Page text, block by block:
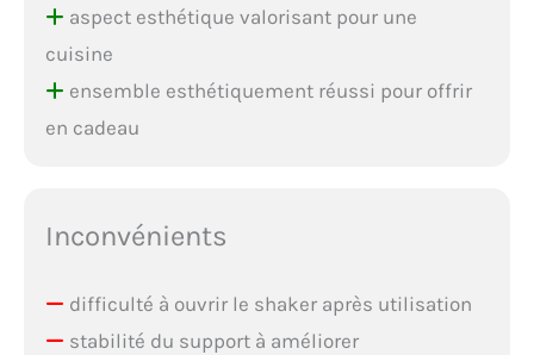
aspect esthétique valorisant pour une
cuisine
ensemble esthétiquement réussi pour offrir
en cadeau
Inconvénients
difficulté à ouvrir le shaker après utilisation
stabilité du support à améliorer